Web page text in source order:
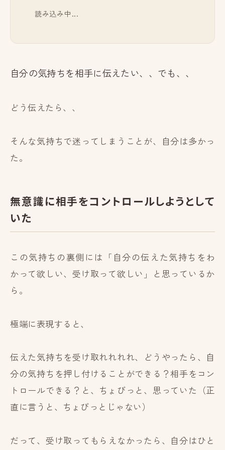
読み込み中...
自分の気持ちを相手に伝えたい、、でも、、
どう伝えたら、、
そんな気持ちで迷ってしまうことが、自分は多かっ
た。
無意識に相手をコントロールしようとして
いた
この気持ちの裏側には「自分の伝えた気持ちをわ
かって欲しい、受け取って欲しい」と思っているか
ら。
極端に表現すると、
伝えた気持ちを受け取れれれれ、どうやったら、自
分の気持ちを押し付けることができる？相手をコン
トロールできる？と、ちょびっと、思っていた（正
直に言うと、ちょびっとじゃない）
だって、受け取ってもらえなかったら、自分はひと